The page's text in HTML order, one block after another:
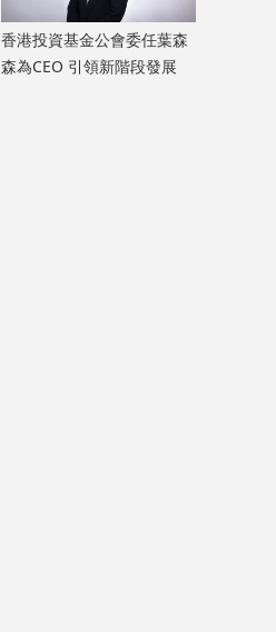
香港投資基金公會委任葉森
森為CEO 引領新階段發展